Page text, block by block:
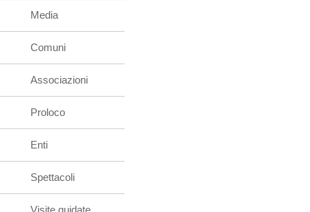
Media
Comuni
Associazioni
Proloco
Enti
Spettacoli
Visite guidate